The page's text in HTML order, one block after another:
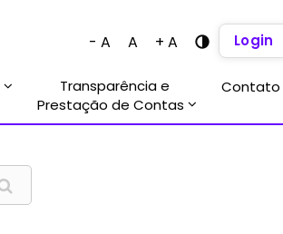
Transparência e
Prestação de Contas
Contato
- A A + A Login